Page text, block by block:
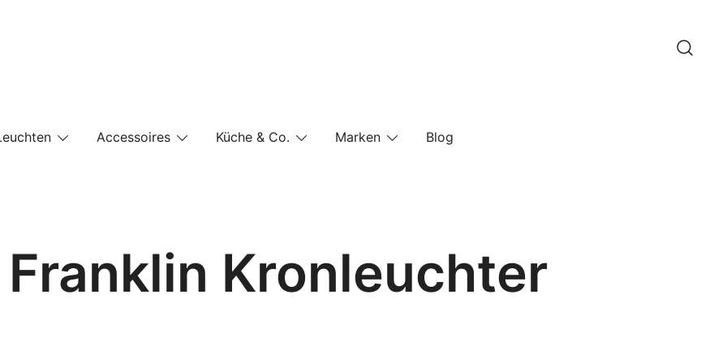
Accessoires Küche & Co. Marken Blog
Franklin Kronleuchter